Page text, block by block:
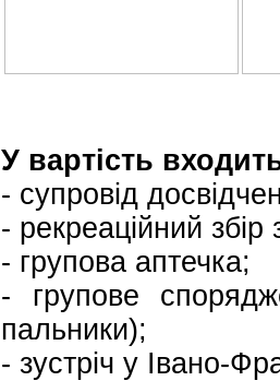
У вартість
- супровід
- рекреаційний збір
- групова аптечка;
- групове
пальники);
- зустріч у Івано-